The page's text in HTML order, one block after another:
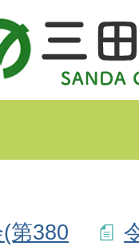
第380